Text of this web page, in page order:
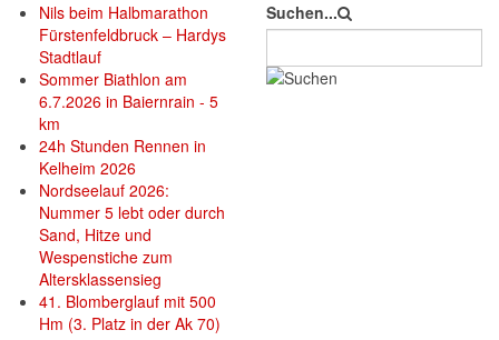
Nils beim Halbmarathon
Fürstenfeldbruck – Hardys
Stadtlauf
Sommer Biathlon am
6.7.2026 in Baiernrain - 5
km
24h Stunden Rennen in
Kelheim 2026
Nordseelauf 2026:
Nummer 5 lebt oder durch
Sand, Hitze und
Wespenstiche zum
Altersklassensieg
41. Blomberglauf mit 500
Hm (3. Platz in der Ak 70)
Suchen...